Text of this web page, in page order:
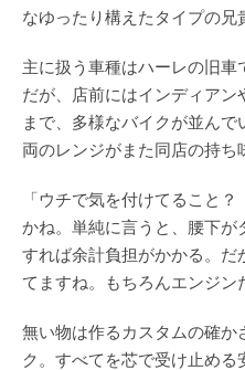
なゆったり構えたタイプの兄
主に扱う車種はハーレの旧車
だが、店前にはインディア
まで、多様なバイクが並ん
両のレンジがまた同店の持ち
「ウチで気を付けてること
かね。単純に言うと、腰下が
すれば余計負担がかかる。だ
てますね。もちろんエンジン
無い物は作るカスタムの確か
ク。すべてを芯で受け止め